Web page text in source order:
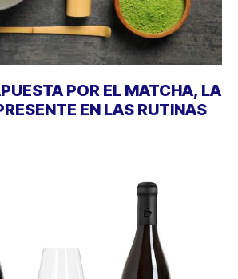
POR EL MATCHA, LA
EN LAS RUTINAS